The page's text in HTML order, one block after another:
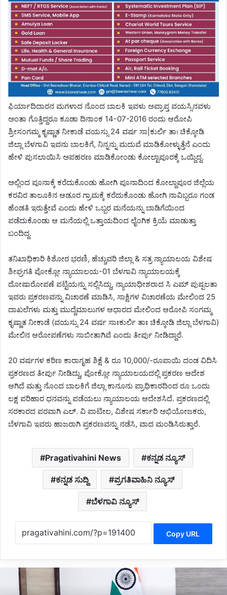
ಫಿರ್ಯಾದಿದಾರನ ಮಗಳಾದ ನೊಂದ ಬಾಲಕಿ ಇವಳು ಅಪ್ರಾಪ್ತ ವಯಸ್ಸಿನವಳು
ಅಂತಾ ಗೊತ್ತಿದ್ದರೂ ಕೂಡಾ ದಿನಾಂಕ 14-07-2016 ರಂದು ಆರೋಪಿ
ಶ್ರೀಸಂಗಮ್ಮ ಕೃಷ್ಣಾತ ನೀಕಾಡೆ ವಯಸ್ಸು 24 ವರ್ಷ ಸಾ|ಕುರ್ಲಿ ತಾ। ಚಿಕ್ಕೋಡಿ
ಜಿಲ್ಲಾ ಬೆಳಗಾವಿ ಇವನು ಬಾಲಕಿಗೆ, ನಿನ್ನನ್ನು ಮದುವೆ ಮಾಡಿಕೋಳ್ಳುತ್ತೆನೆ ಎಂದು
ಹೇಳಿ ಪುಸಲಾಯಿಸಿ ಅಪಹರಣ ಮಾಡಿಕೋಂಡು ಕೋಲ್ಟಾಪೂರಕ್ಕೆ ಒಯ್ದಿದ್ದ.
ಅಲ್ಲಿಂದ ಪೂನಾಕ್ಕೆ ಕರೆದುಕೊಂಡು ಹೋಗಿ ಪೂನಾದಿಂದ ಕೋಲ್ದಾಪೂರ ಜಿಲ್ಲೆಯ
ಕರವಿರ ತಾಲೂಕಿನ ಆಡೂರ ಗ್ರಾಮಕ್ಕೆ ಕರೆದುಕೊಂಡು ಹೋಗಿ ನಾವಿಬ್ಬರೂ ಗಂಡ
ಹೆಂಡತಿ ಇರುತ್ತೇವೆ ಎಂದು ಹೇಳಿ ಒಬ್ಬರ ಮನೆಯನ್ನು ಬಾಡಿಗೆಯಿಂದ
ಪಡೆದುಕೊಂಡು ಆ ಮನೆಯಲ್ಲಿ ಒತ್ತಾಯದಿಂದ ಲೈಂಗಿಕ ಕ್ರಿಯೆ ಮಾಡುತ್ತಾ
ಬಂದಿದ್ದ.
ತನಿಖಾಧಿಕಾರಿ ಕಿಶೋರ ಭರಣಿ, ಹೆಚ್ಚುವರಿ ಜಿಲ್ಲಾ & ಸತ್ರ ನ್ಯಾಯಾಲಯ ವಿಶೇಷ
ಶೀಘ್ರಗತಿ ಪೋಕ್ಲೋ ನ್ಯಾಯಾಲಯ-01 ಬೆಳಗಾವಿ ನ್ಯಾಯಾಲಯಕ್ಕೆ
ದೋಷಾರೋಪಣೆ ಪಟ್ಟಿಯನ್ನು ಸಲ್ಲಿಸಿದ್ದು, ನ್ಯಾಯಾಧೀಶರಾದ ಸಿ ಎಮ್ ಪುಷ್ಪಲತಾ
ಇವರು ಪ್ರಕರಣವನ್ನು ವಿಚಾರಣೆ ಮಾಡಿಸಿ, ಸಾಕ್ಷಿಗಳ ವಿಚಾರಣೆಯ ಮೇಲಿಂದ 25
ದಾಖಲೆಗಳು ಮತ್ತು ಮುದ್ದೆಮಾಲುಗಳ ಆಧಾರದ ಮೇಲಿಂದ ಆರೋಪಿ ಸಂಗಮ್ಮ
ಕೃಷ್ಣಾತ ನೀಕಾಡೆ (ವಯಸ್ಸು 24 ವರ್ಷ ಸಾಃಕುರ್ಲಿ ತಾಃ ಚಿಕ್ಕೋಡಿ ಜಿಲ್ಲಾ ಬೆಳಗಾವಿ)
ಮೇಲಿನ ಆರೋಪಣೆಗಳು ಸಾಬೀತಾಗಿವೆ ಎಂದು ತೀರ್ಪು ನೀಡಿದ್ದಾರೆ.
20 ವರ್ಷಗಳ ಕಠಿಣ ಕಾರಾಗೃಹ ಶಿಕ್ಷೆ & ರೂ 10,000/-ರೂಪಾಯಿ ದಂಡ ವಿದಿಸಿ
ಪ್ರಕರಣದ ತೀರ್ಪು ನೀಡಿದ್ದು, ಪೋಕ್ಲೋ ನ್ಯಾಯಾಲಯದಲ್ಲಿ ಪ್ರಕರಣ ಆದೇಶ
ಆಗಿದೆ ಮತ್ತು ನೊಂದ ಬಾಲಕಿಗೆ ಜಿಲ್ಲಾ ಕಾನೂನು ಪ್ರಾಧಿಕಾರದಿಂದ ರೂ ಒಂದು
ಲಕ್ಷ ಪರಿಹಾರ ಧನವನ್ನು ಪಡೆಯಲು ನ್ಯಾಯಾಲಯ ಆದೇಶಸಿದೆ. ಪ್ರಕರಣದಲ್ಲಿ
ಸರಕಾರದ ಪರವಾಗಿ ಎಲ್. ವಿ ಪಾಟೀಲ, ವಿಶೇಷ ಸರ್ಕಾರಿ ಅಭಿಯೋಜಕರು,
ಬೆಳಗಾವಿ ಇವರು ಹಾಜರಾಗಿ ಪ್ರಕರಣವನ್ನು ನಡೆಸಿ, ವಾದ ಮಂಡಿಸಿರುತ್ತಾರೆ.
Pragativahini News ಕನ್ನಡ ನ್ಯೂಸ್
ಕನ್ನಡ ಸುದ್ದಿ ಪ್ರಗತಿವಾಹಿನಿ ನ್ಯೂಸ್
ಬೆಳಗಾವಿ ನ್ಯೂಸ್
Copy URL